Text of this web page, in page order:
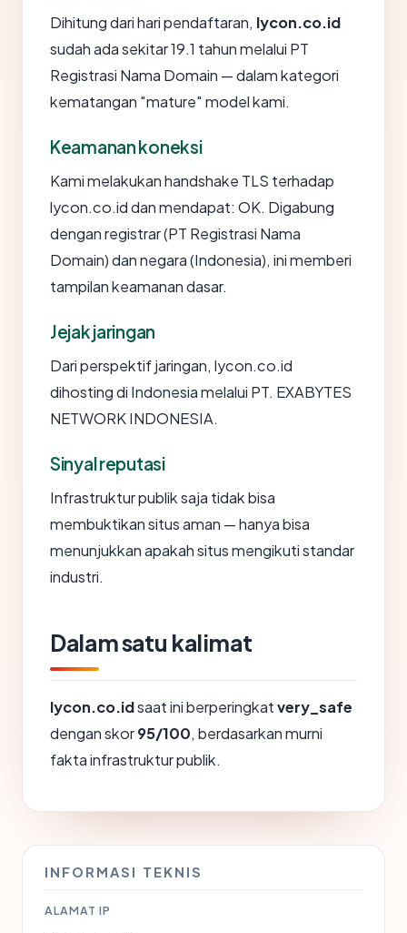
Dihitung dari hari pendaftaran, lycon.co.id
sudah ada sekitar 19.1 tahun melalui PT
Registrasi Nama Domain — dalam kategori
kematangan "mature" model kami.
Keamanan koneksi
Kami melakukan handshake TLS terhadap
lycon.co.id dan mendapat: OK. Digabung
dengan registrar (PT Registrasi Nama
Domain) dan negara (Indonesia), ini memberi
tampilan keamanan dasar.
Jejak jaringan
Dari perspektif jaringan, lycon.co.id
dihosting di Indonesia melalui PT. EXABYTES
NETWORK INDONESIA.
Sinyal reputasi
Infrastruktur publik saja tidak bisa
membuktikan situs aman — hanya bisa
menunjukkan apakah situs mengikuti standar
industri.
Dalam satu kalimat
lycon.co.idsaat ini berperingkatvery_safe
dengan skor95/100, berdasarkan murni
fakta infrastruktur publik.
INFORMASI TEKNIS
ALAMAT IP